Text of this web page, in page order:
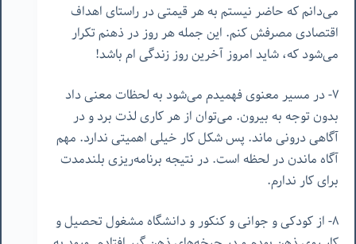
می‌دانم که حاضر نیستم به هر قیمتی در راستای اهداف
اقتصادی مصرفش کنم. این جمله هر روز در ذهنم تکرار
می‌شود که، شاید امروز آخرین روز زندگی ام باشد!
٧- در مسیر معنوی فهمیدم می‌شود به لحظات معنی داد
بدون توجه به بیرون. می‌توان از هر کاری لذت برد و در
آگاهی درونی ماند. پس شکل کار خیلی اهمیتی ندارد. مهم
آگاه ماندن در لحظه است. در نتیجه برنامه‌ریزی بلندمدت
برای کار ندارم.
٨- از کودکی و جوانی و کنکور و دانشگاه مشغول تحصیل و